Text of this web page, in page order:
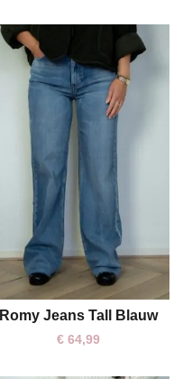
XS S M L XL
Romy Jeans Tall Blauw
€64,99